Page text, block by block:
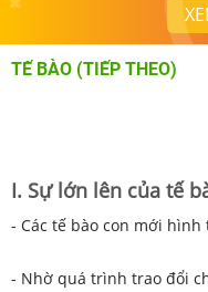
TẾ BÀO (TIẾP THEO)
I. Sự lớn lên của tế
- Các tế bào con mới
- Nhờ quá trình trao đổi